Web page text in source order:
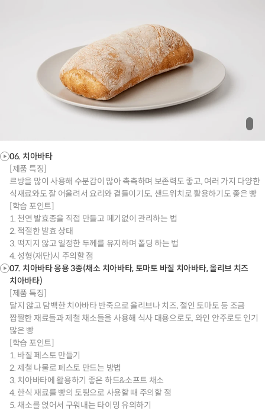
06. 치아바타
[제품 특징]
르방을 많이 사용해 수분감이 많아 촉촉하며 보존력도 좋고, 여러 가지 다양한
식재료와도 잘 어울려서 요리와 곁들이기도, 샌드위치로 활용하기도 좋은 빵
[학습 포인트]
1. 천연 발효종을 직접 만들고 폐기없이 관리하는 법
2. 적절한 발효 상태
3. 떡지지 않고 일정한 두께를 유지하며 폴딩 하는 법
4. 성형(재단)시 주의할 점
07. 치아바타 응용 3종(채소 치아바타, 토마토 바질 치아바타, 올리브 치즈
치아바타)
[제품 특징]
달지 않고 담백한 치아바타 반죽으로 올리브나 치즈, 절인 토마토 등 조금
짭짤한 재료들과 제철 채소들을 사용해 식사 대용으로도, 와인 안주로도 인기
많은 빵
[학습 포인트]
1. 바질 페스토 만들기
2. 제철 나물로 페스토 만드는 방법
3. 치아바타에 활용하기 좋은 하드&소프트 채소
4. 한식 재료를 빵의 토핑으로 사용할 때 주의할 점
5. 채소를 얹어서 구워내는 타이밍 유의하기